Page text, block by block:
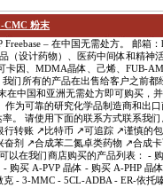
CMC 粉末
– 在中国无需处方。 邮箱
（设计药物）、医药中间体和精神
卡因、MDMA晶体、己烯、FUB-
们所有的产品在出售给客户之前
在中国和亚洲无需处方即可购买，
作为可靠的研究化学品制造商和出
。 请使用下面的联系方式联系我
转账 ↗️比特币 ↗️可追踪 ↗️谨慎的
剂 ↗️合成苯二氮卓类药物 ↗️合成卡
以在我们商店购买的产品列表： -
购买 A-PVP 晶体 - 购买 A-PHP 晶
- 3-MMC - 5CL-ADBA - ER-依托